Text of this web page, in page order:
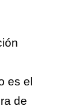
es el
de